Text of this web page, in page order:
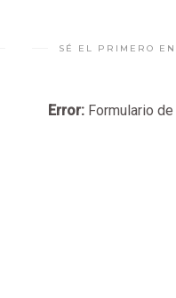
SÉ EL PRIMERO
Error: Formulario